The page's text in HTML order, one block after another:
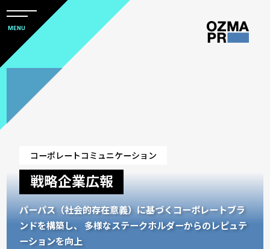
本
文
へ
キ
ピ
ー
ア
メ
ニ
ュ
ー
開
MENU
コーポレートコミュニケーション
戦略企業広報
パーパス（社会的存在意義）に基づくコーポレートブラ
ンドを構築し、
多様なステークホルダーからのレピュテ
ーションを向上